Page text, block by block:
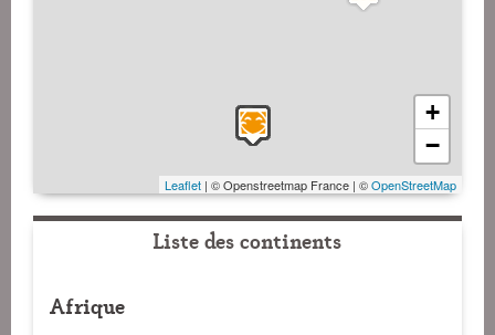
+
−
Leaflet | © Openstreetmap France | ©OpenStreetMap
Liste des continents
Afrique